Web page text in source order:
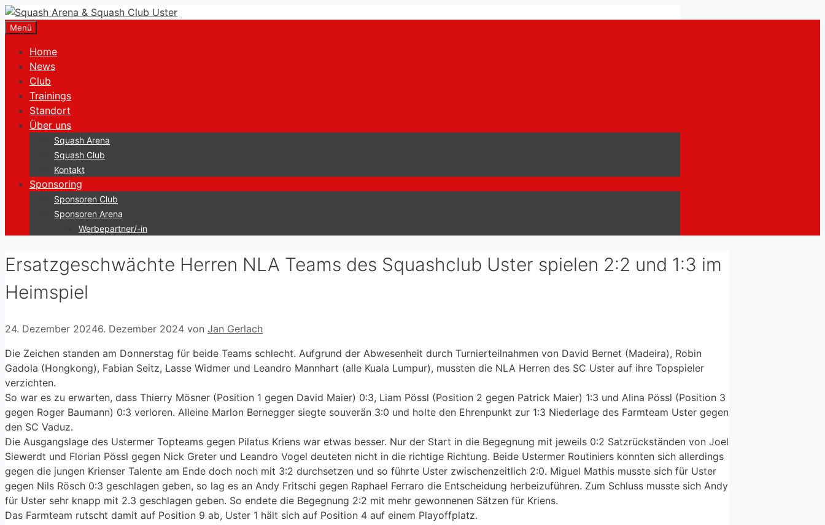
Zum
Inhalt
Menü
Home
News
Club
Trainings
Standort
Über uns
Squash Arena
Squash Club
Kontakt
Sponsoring
Sponsoren Club
Sponsoren Arena
Werbepartner/-in
Ersatzgeschwächte Herren NLA Teams des Squashclub Uster spielen 2:2 und 1:3 im
Heimspiel
24. Dezember 20246. Dezember 2024 von Jan Gerlach
Die Zeichen standen am Donnerstag für beide Teams schlecht. Aufgrund der Abwesenheit durch Turnierteilnahmen von David Bernet (Madeira), Robin
Gadola (Hongkong), Fabian Seitz, Lasse Widmer und Leandro Mannhart (alle Kuala Lumpur), mussten die NLA Herren des SC Uster auf ihre Topspieler
verzichten.
So war es zu erwarten, dass Thierry Mösner (Position 1 gegen David Maier) 0:3, Liam Pössl (Position 2 gegen Patrick Maier) 1:3 und Alina Pössl (Position 3
gegen Roger Baumann) 0:3 verloren. Alleine Marlon Bernegger siegte souverän 3:0 und holte den Ehrenpunkt zur 1:3 Niederlage des Farmteam Uster gegen
den SC Vaduz.
Die Ausgangslage des Ustermer Topteams gegen Pilatus Kriens war etwas besser. Nur der Start in die Begegnung mit jeweils 0:2 Satzrückständen von Joel
Siewerdt und Florian Pössl gegen Nick Greter und Leandro Vogel deuteten nicht in die richtige Richtung. Beide Ustermer Routiniers konnten sich allerdings
gegen die jungen Krienser Talente am Ende doch noch mit 3:2 durchsetzen und so führte Uster zwischenzeitlich 2:0. Miguel Mathis musste sich für Uster
gegen Nils Rösch 0:3 geschlagen geben, so lag es an Andy Fritschi gegen Raphael Ferraro die Entscheidung herbeizuführen. Zum Schluss musste sich Andy
für Uster sehr knapp mit 2.3 geschlagen geben. So endete die Begegnung 2:2 mit mehr gewonnenen Sätzen für Kriens.
Das Farmteam rutscht damit auf Position 9 ab, Uster 1 hält sich auf Position 4 auf einem Playoffplatz.